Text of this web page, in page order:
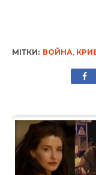
МІТКИ: ВОЙНА